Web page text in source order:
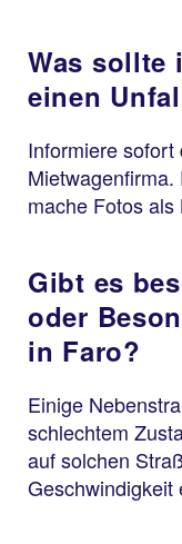
Was sollte
einen
Informiere
mache Fotos
Gibt es
oder
in Faro?
Einige
schlechtem
auf solchen
Geschwindigkeit